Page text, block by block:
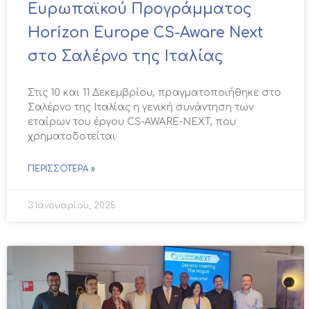
Ευρωπαϊκού Προγράμματος
Horizon Europe CS-Aware Next
στο Σαλέρνο της Ιταλίας
Στις 10 και 11 Δεκεμβρίου, πραγματοποιήθηκε στο
Σαλέρνο της Ιταλίας η γενική συνάντηση των
εταίρων του έργου CS-AWARE-NEXT, που
χρηματοδοτείται
ΠΕΡΙΣΣΌΤΕΡΑ »
3 Ιανουαρίου, 2025